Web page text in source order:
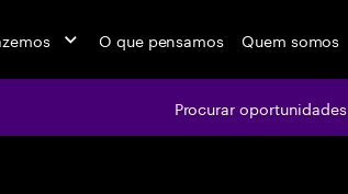
O que pensamos Quem somos
Procurar oportunidades